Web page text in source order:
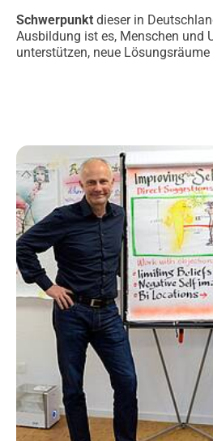
Schwerpunkt dieser in
Ausbildung ist es, Menschen und
unterstützen, neue